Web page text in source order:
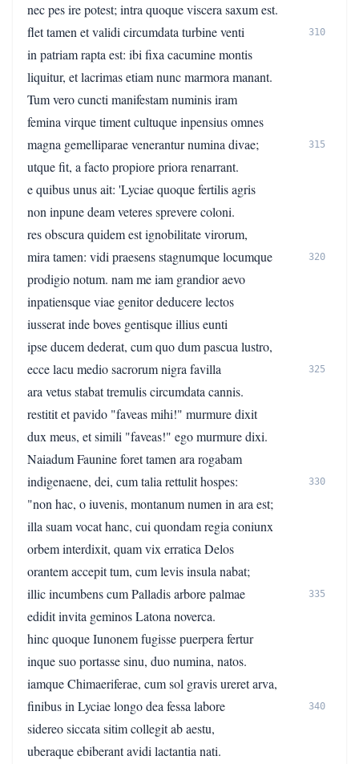
nec pes ire potest; intra quoque viscera saxum est.
flet tamen et validi circumdata turbine venti
310
in patriam rapta est: ibi fixa cacumine montis
liquitur, et lacrimas etiam nunc marmora manant.
Tum vero cuncti manifestam numinis iram
femina virque timent cultuque inpensius omnes
magna gemelliparae venerantur numina divae;
315
utque fit, a facto propiore priora renarrant.
e quibus unus ait: 'Lyciae quoque fertilis agris
non inpune deam veteres sprevere coloni.
res obscura quidem est ignobilitate virorum,
mira tamen: vidi praesens stagnumque locumque
320
prodigio notum. nam me iam grandior aevo
inpatiensque viae genitor deducere lectos
iusserat inde boves gentisque illius eunti
ipse ducem dederat, cum quo dum pascua lustro,
ecce lacu medio sacrorum nigra favilla
325
ara vetus stabat tremulis circumdata cannis.
restitit et pavido "faveas mihi!" murmure dixit
dux meus, et simili "faveas!" ego murmure dixi.
Naiadum Faunine foret tamen ara rogabam
indigenaene, dei, cum talia rettulit hospes:
330
"non hac, o iuvenis, montanum numen in ara est;
illa suam vocat hanc, cui quondam regia coniunx
orbem interdixit, quam vix erratica Delos
orantem accepit tum, cum levis insula nabat;
illic incumbens cum Palladis arbore palmae
335
edidit invita geminos Latona noverca.
hinc quoque Iunonem fugisse puerpera fertur
inque suo portasse sinu, duo numina, natos.
iamque Chimaeriferae, cum sol gravis ureret arva,
finibus in Lyciae longo dea fessa labore
340
sidereo siccata sitim collegit ab aestu,
uberaque ebiberant avidi lactantia nati.